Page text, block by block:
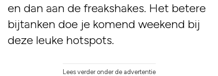
en dan aan de freakshakes. Het betere
bijtanken doe je komend weekend bij
deze leuke hotspots.
Lees verder onder de advertentie